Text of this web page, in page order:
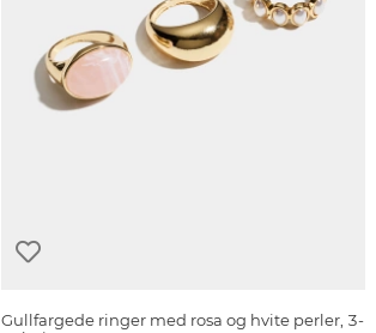
Gullfargede ringer med rosa og hvite perler, 3-